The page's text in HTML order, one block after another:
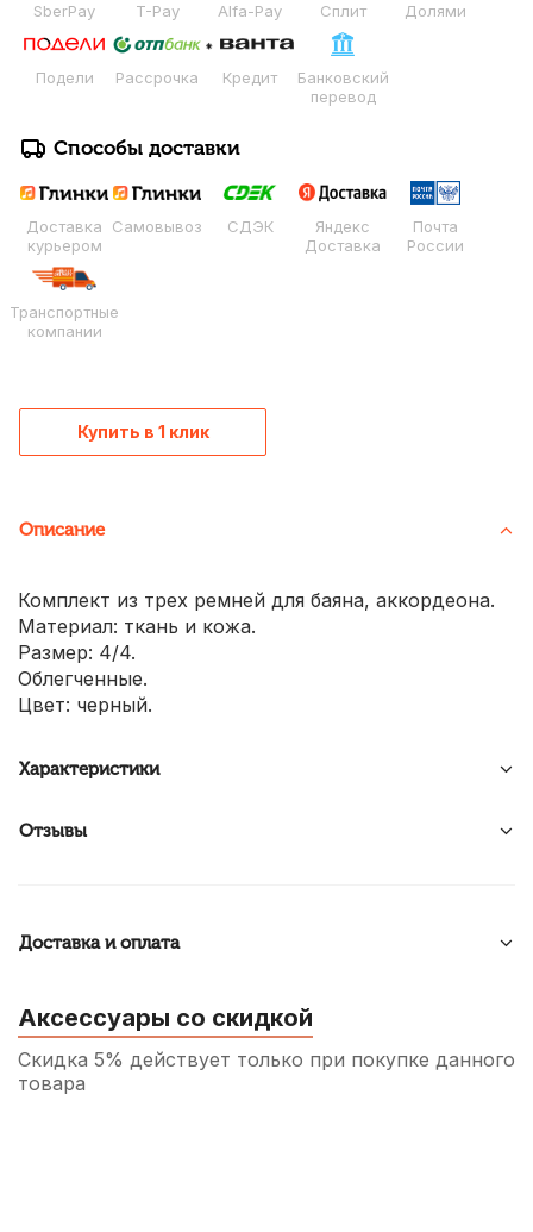
SberPay T-Pay Alfa-Pay Сплит Долями
Подели Рассрочка Кредит
Банковский
перевод
Способы доставки
Доставка
курьером
Самовывоз СДЭК
Яндекс
Доставка
Почта
России
Транспортные
компании
Купить в 1 клик
Описание
Комплект из трех ремней для баяна, аккордеона.
Материал: ткань и кожа.
Размер: 4/4.
Облегченные.
Цвет: черный.
Характеристики
Отзывы
Доставка и оплата
Аксессуары со скидкой
Скидка 5% действует только при покупке данного
товара